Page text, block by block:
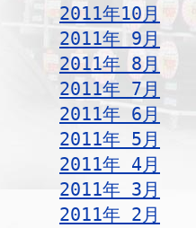
2011年10月
2011年 9月
2011年 8月
2011年 7月
2011年 6月
2011年 5月
2011年 4月
2011年 3月
2011年 2月